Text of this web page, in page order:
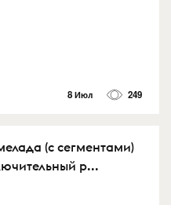
8 Июл 249
(с сегментами)
р...